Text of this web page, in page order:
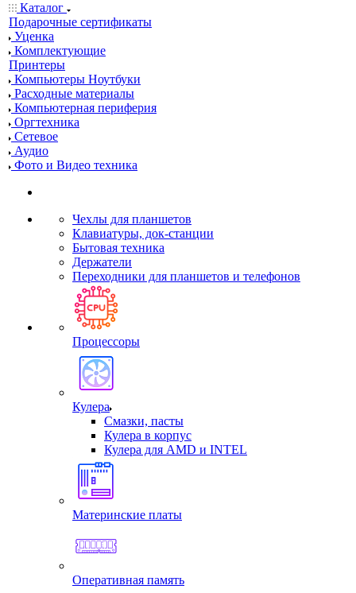
Каталог
Подарочные сертификаты
Уценка
Комплектующие
Принтеры
Компьютеры Ноутбуки
Расходные материалы
Компьютерная периферия
Оргтехника
Сетевое
Аудио
Фото и Видео техника
Чехлы для планшетов
Клавиатуры, док-станции
Бытовая техника
Держатели
Переходники для планшетов и телефонов
Процессоры
Кулера
Смазки, пасты
Кулера в корпус
Кулера для AMD и INTEL
Материнские платы
Оперативная память